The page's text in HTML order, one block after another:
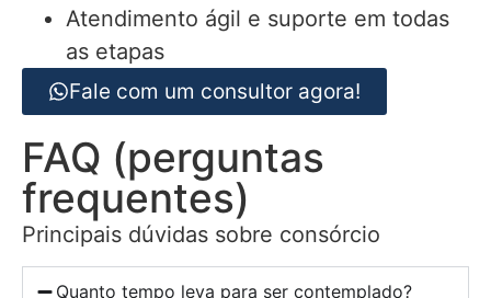
Atendimento ágil e suporte em todas
as etapas
Fale com um consultor agora!
FAQ (perguntas
frequentes)
Principais dúvidas sobre consórcio
Quanto tempo leva para ser contemplado?